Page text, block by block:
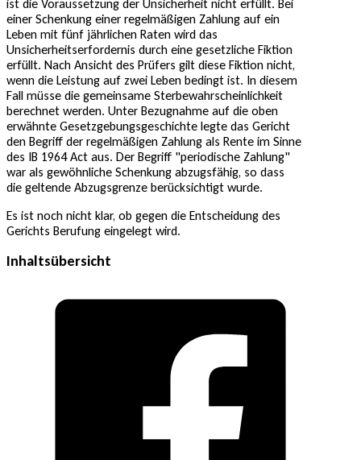
ist die Voraussetzung der Unsicherheit nicht erfüllt. Bei
einer Schenkung einer regelmäßigen Zahlung auf ein
Leben mit fünf jährlichen Raten wird das
Unsicherheitserfordernis durch eine gesetzliche Fiktion
erfüllt. Nach Ansicht des Prüfers gilt diese Fiktion nicht,
wenn die Leistung auf zwei Leben bedingt ist. In diesem
Fall müsse die gemeinsame Sterbewahrscheinlichkeit
berechnet werden. Unter Bezugnahme auf die oben
erwähnte Gesetzgebungsgeschichte legte das Gericht
den Begriff der regelmäßigen Zahlung als Rente im Sinne
des IB 1964 Act aus. Der Begriff "periodische Zahlung"
war als gewöhnliche Schenkung abzugsfähig, so dass
die geltende Abzugsgrenze berücksichtigt wurde.
Es ist noch nicht klar, ob gegen die Entscheidung des
Gerichts Berufung eingelegt wird.
Inhaltsübersicht